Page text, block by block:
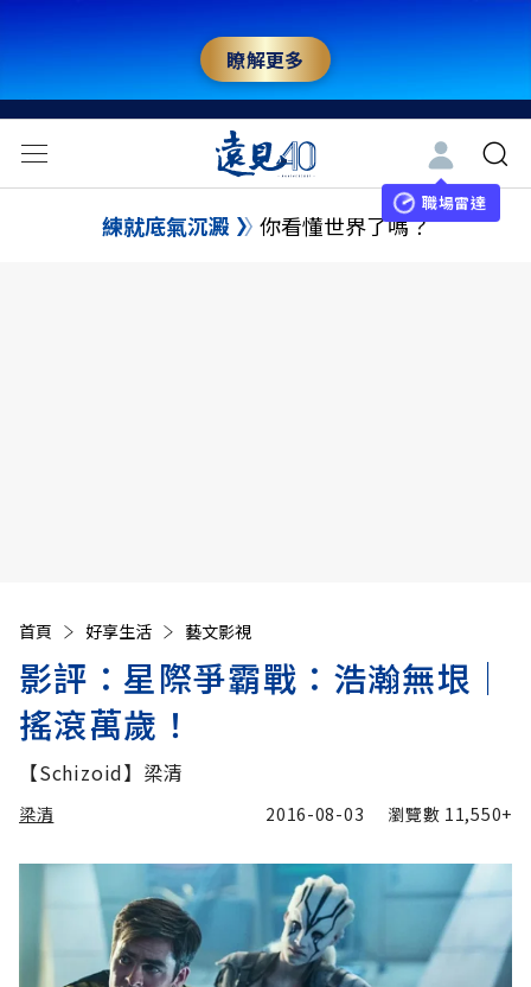
瞭解更多
職場雷達
練就底氣沉澱 你看懂世界了嗎？
首頁 好享生活 藝文影視
影評：星際爭霸戰：浩瀚無垠│
搖滾萬歲！
【Schizoid】梁清
梁清 2016-08-03 瀏覽數 11,550+